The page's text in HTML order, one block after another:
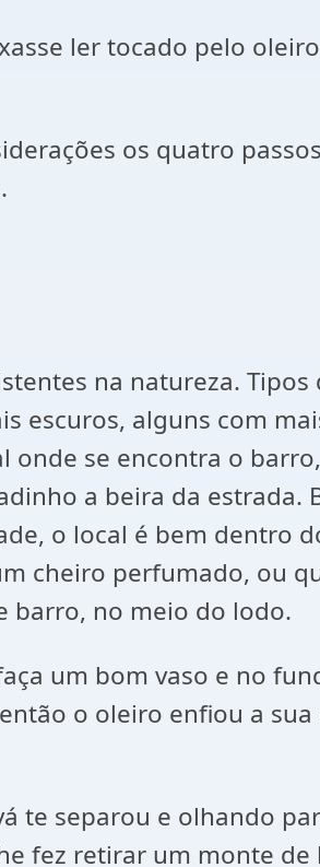
ler tocado pelo
os quatro
na natureza.
escuros, alguns com
onde se encontra o
a beira da estrada.
o local é bem dentro
cheiro perfumado, ou
barro, no meio do lodo.
um bom vaso e no
o oleiro enfiou a
te separou e olhando
fez retirar um monte de